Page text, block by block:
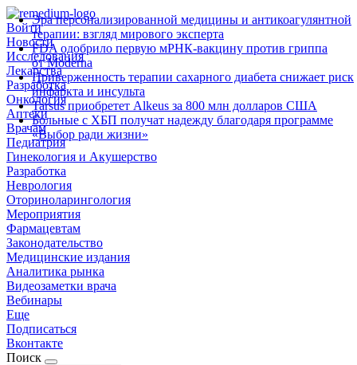
Войти
Новости
Исследования
Лекарства
Разработка
Онкология
Аптеки
Врачам
Педиатрия
Гинекология и Акушерство
Разработка
Неврология
Оториноларингология
Мероприятия
Фармацевтам
Законодательство
Медицинские издания
Аналитика рынка
Видеозаметки врача
Вебинары
Еще
Подписаться
Вконтакте
Поиск
Эра персонализированной медицины и антикоагулянтной
терапии: взгляд мирового эксперта
FDA одобрило первую мРНК‑вакцину против гриппа
от Moderna
Приверженность терапии сахарного диабета снижает риск
инфаркта и инсульта
Tarsus приобретет Alkeus за 800 млн долларов США
Больные с ХБП получат надежду благодаря программе
«Выбор ради жизни»